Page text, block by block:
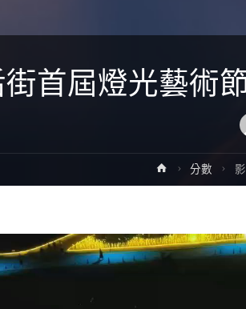
首屆燈光藝術
Home分數